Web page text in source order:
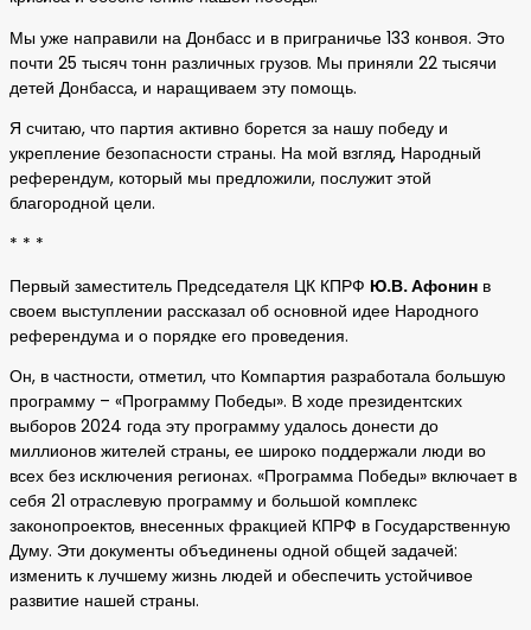
Мы уже направили на Донбасс и в приграничье 133 конвоя. Это
почти 25 тысяч тонн различных грузов. Мы приняли 22 тысячи
детей Донбасса, и наращиваем эту помощь.
Я считаю, что партия активно борется за нашу победу и
укрепление безопасности страны. На мой взгляд, Народный
референдум, который мы предложили, послужит этой
благородной цели.
* * *
Первый заместитель Председателя ЦК КПРФ Ю.В. Афонин в
своем выступлении рассказал об основной идее Народного
референдума и о порядке его проведения.
Он, в частности, отметил, что Компартия разработала большую
программу – «Программу Победы». В ходе президентских
выборов 2024 года эту программу удалось донести до
миллионов жителей страны, ее широко поддержали люди во
всех без исключения регионах. «Программа Победы» включает в
себя 21 отраслевую программу и большой комплекс
законопроектов, внесенных фракцией КПРФ в Государственную
Думу. Эти документы объединены одной общей задачей:
изменить к лучшему жизнь людей и обеспечить устойчивое
развитие нашей страны.